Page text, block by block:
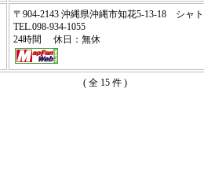
〒904-2143 沖縄県沖縄市知花5-13-18 シャ
TEL.098-934-1055
24時間 休日：無休
( 全 15 件 )